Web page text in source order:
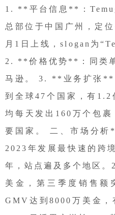
1. **平台信息**：Temu
总部位于中国广州，定
月1日上线，slogan为
2. **价格优势**：同类
马逊。 3. **业务扩张**
到全球47个国家，有1.2
均每天发出160万个包
要国家。 二、市场分
2023年发展最快速的跨
年，站点遍及多个地区
美金，第三季度销售额
GMV达到8000万美金，